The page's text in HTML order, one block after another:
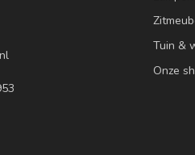
Tuin &
Onze